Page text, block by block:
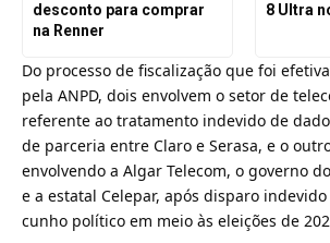
desconto para comprar
na Renner
8 Ultra
Do processo de fiscalização que foi
pela ANPD, dois envolvem o setor de
referente ao tratamento indevido de
de parceria entre Claro e Serasa, e o
envolvendo a Algar Telecom, o governo
e a estatal Celepar, após disparo
cunho político em meio às eleições de